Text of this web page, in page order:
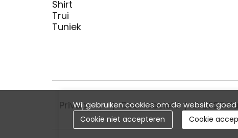
Shirt
Trui
Tuniek
Privacy Cookiebeleid © 2026
Wij gebruiken cookies om de website